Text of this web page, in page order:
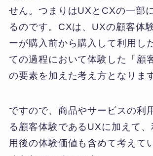
せん。つまりはUXとCXの一部
るのです。CXは、UXの顧客体
ーが購入前から購入して利用し
ての過程において体験した「顧
の要素を加えた考え方となりま
ですので、商品やサービスの利
る顧客体験であるUXに加えて、
用後の体験価値も含めて考えて